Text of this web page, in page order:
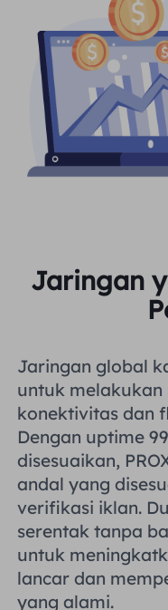
Jaringan
Jaringan global
untuk melakukan
konektivitas dan
Dengan uptime
disesuaikan,
andal yang
verifikasi iklan.
serentak tanpa
untuk
lancar dan
yang alami.